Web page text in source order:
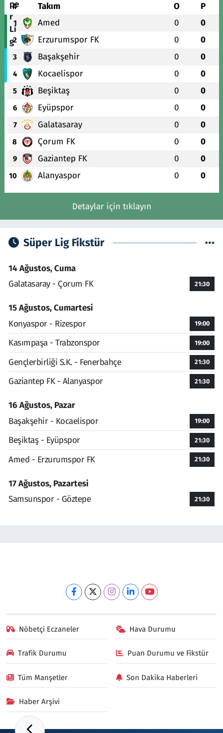
# Takım O P
1 Amed 0 0
2 Erzurumspor FK 0 0
3 Başakşehir 0 0
4 Kocaelispor 0 0
5 Beşiktaş 0 0
6 Eyüpspor 0 0
7 Galatasaray 0 0
8 Çorum FK 0 0
9 Gaziantep FK 0 0
10 Alanyaspor 0 0
Detaylar için tıklayın
Süper Lig Fikstür
14 Ağustos, Cuma
Galatasaray - Çorum FK
21:30
15 Ağustos, Cumartesi
Konyaspor - Rizespor
19:00
Kasımpaşa - Trabzonspor 19:00
Gençlerbirliği S.K. - Fenerbahçe 21:30
Gaziantep FK - Alanyaspor 21:30
16 Ağustos, Pazar
Başakşehir - Kocaelispor
19:00
Beşiktaş - Eyüpspor 21:30
Amed - Erzurumspor FK 21:30
17 Ağustos, Pazartesi
Samsunspor - Göztepe
21:30
Nöbetçi Eczaneler Hava Durumu
Trafik Durumu Puan Durumu ve Fikstür
Tüm Manşetler Son Dakika Haberleri
Haber Arşivi